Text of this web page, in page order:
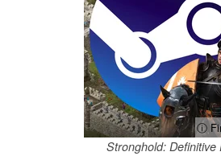
ⓘ
Stronghold: Definitive